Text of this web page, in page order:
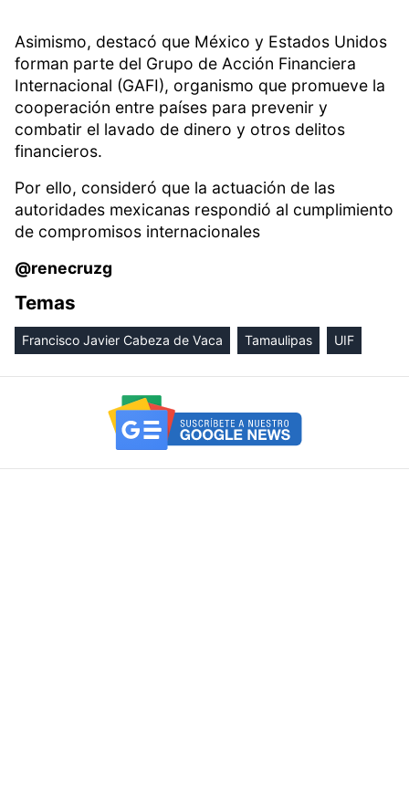
Asimismo, destacó que México y Estados Unidos
forman parte del Grupo de Acción Financiera
Internacional (GAFI), organismo que promueve la
cooperación entre países para prevenir y
combatir el lavado de dinero y otros delitos
financieros.
Por ello, consideró que la actuación de las
autoridades mexicanas respondió al cumplimiento
de compromisos internacionales
@renecruzg
Temas
Francisco Javier Cabeza de Vaca Tamaulipas UIF